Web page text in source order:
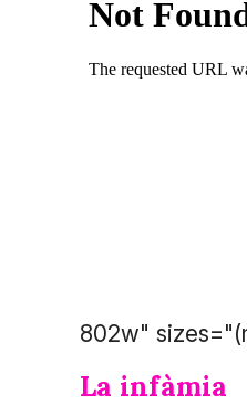
802w"
La infàmia